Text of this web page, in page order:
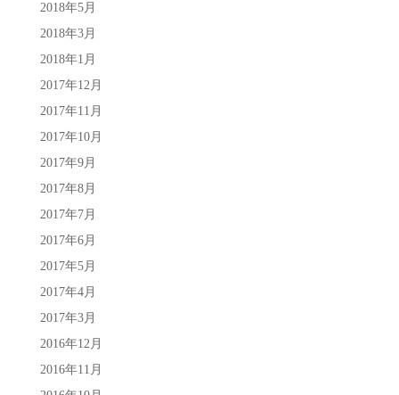
2018年5月
2018年3月
2018年1月
2017年12月
2017年11月
2017年10月
2017年9月
2017年8月
2017年7月
2017年6月
2017年5月
2017年4月
2017年3月
2016年12月
2016年11月